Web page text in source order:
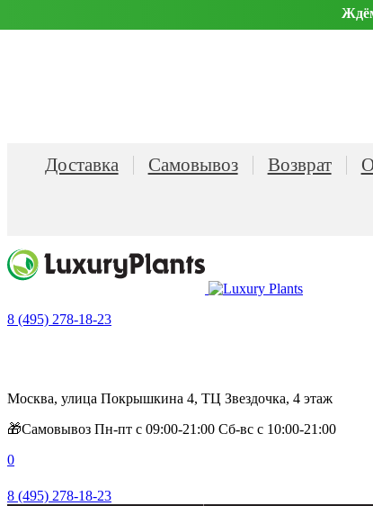
Доставка Самовывоз Возврат
8 (495) 278-18-23
Москва, улица Покрышкина 4, ТЦ Звездочка, 4 этаж
🎁Самовывоз Пн-пт с 09:00-21:00 Сб-вс с 10:00-21:00
0
8 (495) 278-18-23